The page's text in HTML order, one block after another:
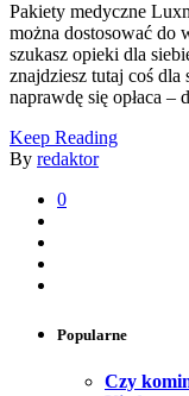
Pakiety medyczne
można dostosować do
szukasz opieki dla
znajdziesz tutaj coś
naprawdę się opłaca –
Keep Reading
By redaktor
0
Popularne
Czy